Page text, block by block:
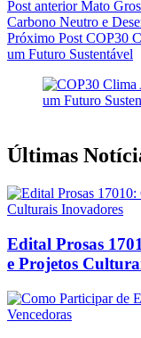
Post anteriorMato
Carbono Neutro e
Próximo Post COP30
um Futuro Sustentável
Últimas
Edital Prosas
e Projetos